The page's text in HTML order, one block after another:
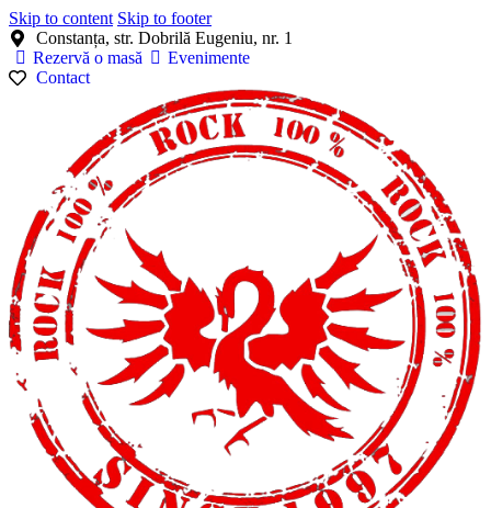
Skip to content Skip to footer
Constanța, str. Dobrilă Eugeniu, nr. 1
Rezervă o masă
Evenimente
Contact